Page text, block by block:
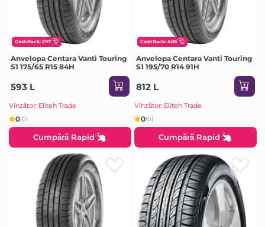
CashBack: 297
Anvelopa Centara Vanti Touring
S1 175/65 R15 84H
593 L
Vînzător: Eliteh Trade
0(0)
Cumpără Rapid
CashBack: 406
Anvelopa Centara Vanti Touring
S1 195/70 R14 91H
812 L
Vînzător: Eliteh Trade
0(0)
Cumpără Rapid